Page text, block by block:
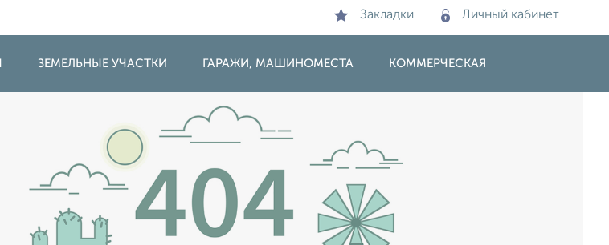
Закладки Личный кабинет
ЗЕМЕЛЬНЫЕ УЧАСТКИ ГАРАЖИ, МАШИНОМЕСТА КОММЕРЧЕСКАЯ